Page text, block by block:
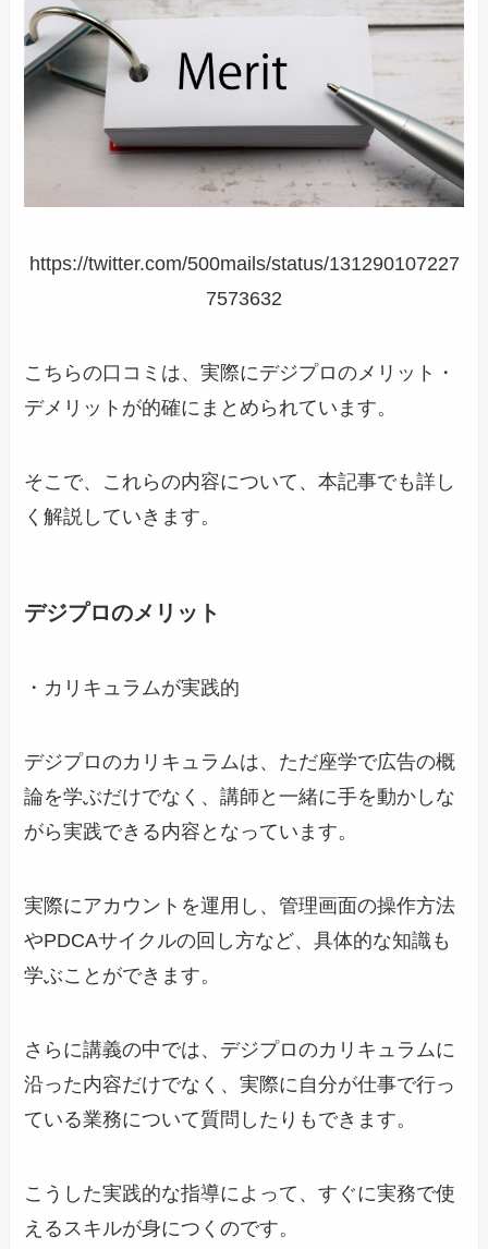
https://twitter.com/500mails/status/131290107227
7573632
こちらの口コミは、実際にデジプロのメリット・
デメリットが的確にまとめられています。
そこで、これらの内容について、本記事でも詳し
く解説していきます。
デジプロのメリット
・カリキュラムが実践的
デジプロのカリキュラムは、ただ座学で広告の概
論を学ぶだけでなく、講師と一緒に手を動かしな
がら実践できる内容となっています。
実際にアカウントを運用し、管理画面の操作方法
やPDCAサイクルの回し方など、具体的な知識も
学ぶことができます。
さらに講義の中では、デジプロのカリキュラムに
沿った内容だけでなく、実際に自分が仕事で行っ
ている業務について質問したりもできます。
こうした実践的な指導によって、すぐに実務で使
えるスキルが身につくのです。